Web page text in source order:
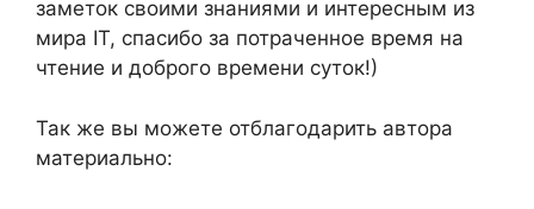
заметок своими знаниями и интересным из
мира IT, спасибо за потраченное время на
чтение и доброго времени суток!)
Так же вы можете отблагодарить автора
материально: